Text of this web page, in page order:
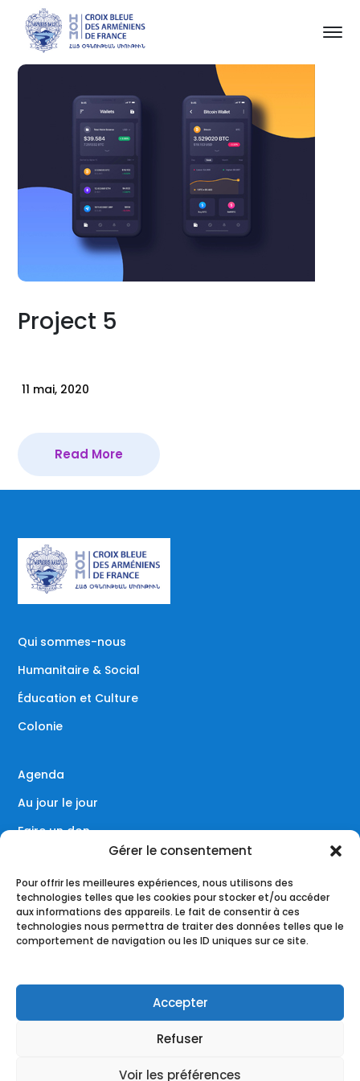
Gérer le consentement
Pour offrir les meilleures expériences, nous utilisons des
technologies telles que les cookies pour stocker et/ou accéder
aux informations des appareils. Le fait de consentir à ces
technologies nous permettra de traiter des données telles que le
comportement de navigation ou les ID uniques sur ce site.
Accepter
Refuser
Voir les préférences
Project 5
11 mai, 2020
Read More
Qui sommes-nous
Humanitaire & Social
Éducation et Culture
Colonie
Agenda
Au jour le jour
Faire un don
Réseaux sociaux